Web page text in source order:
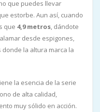
que puedes llevar
estorbe. Aun así, cuando
que 4,9 metros, dándote
desde espigones,
la altura marca la
la esencia de la serie
de alta calidad,
muy sólido en acción.